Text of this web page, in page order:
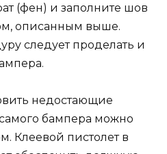
(фен) и заполните шов
описанным выше.
следует проделать и
недостающие
бампера можно
Клеевой пистолет в